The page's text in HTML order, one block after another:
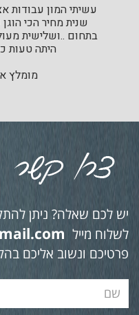
עשיתי המון עבודות
שנית מחיר הכי
בתחום ..ושלישית
היתה טעות
מומלץ
יש לכם שאלה? ניתן
לשלוח מייל
פרטיכם ונשוב אליכם